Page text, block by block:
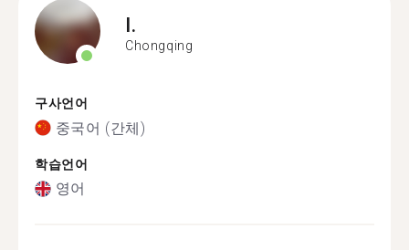
I.
Chongqing
구사언어
중국어 (간체)
학습언어
영어